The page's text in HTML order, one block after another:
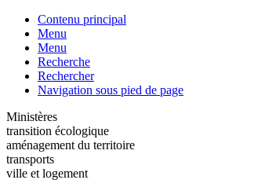
Contenu principal
Menu
Menu
Recherche
Rechercher
Navigation sous pied de page
Ministères
transition écologique
aménagement du territoire
transports
ville et logement